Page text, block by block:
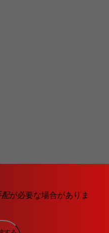
配が必要な場合がありま